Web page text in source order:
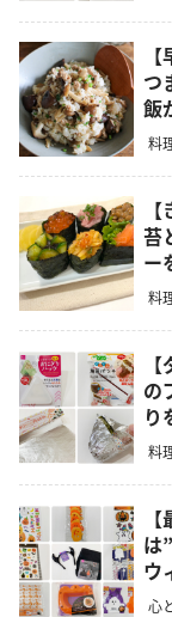
つ
飯
料
苔
ー
料
の
り
料
は
ウ
心